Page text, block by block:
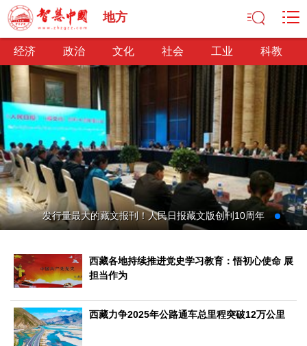
地方
经济 政治 文化 社会 工业 科教
经济
经济观察 产业纵横 区域经济 新锐视点
发展理念
经济转型
供给侧改革
政治
深化改革 依法治国 司法公正 民主政治
观察思考
文化
中华文化 核心价值
文化观察
智海钩沉
社会
发行量最大的藏文报刊！人民日报藏文版创刊10周年
西藏各地持续推进党史学习教育：悟初心使命 展
担当作为
西藏力争2025年公路通车总里程突破12万公里